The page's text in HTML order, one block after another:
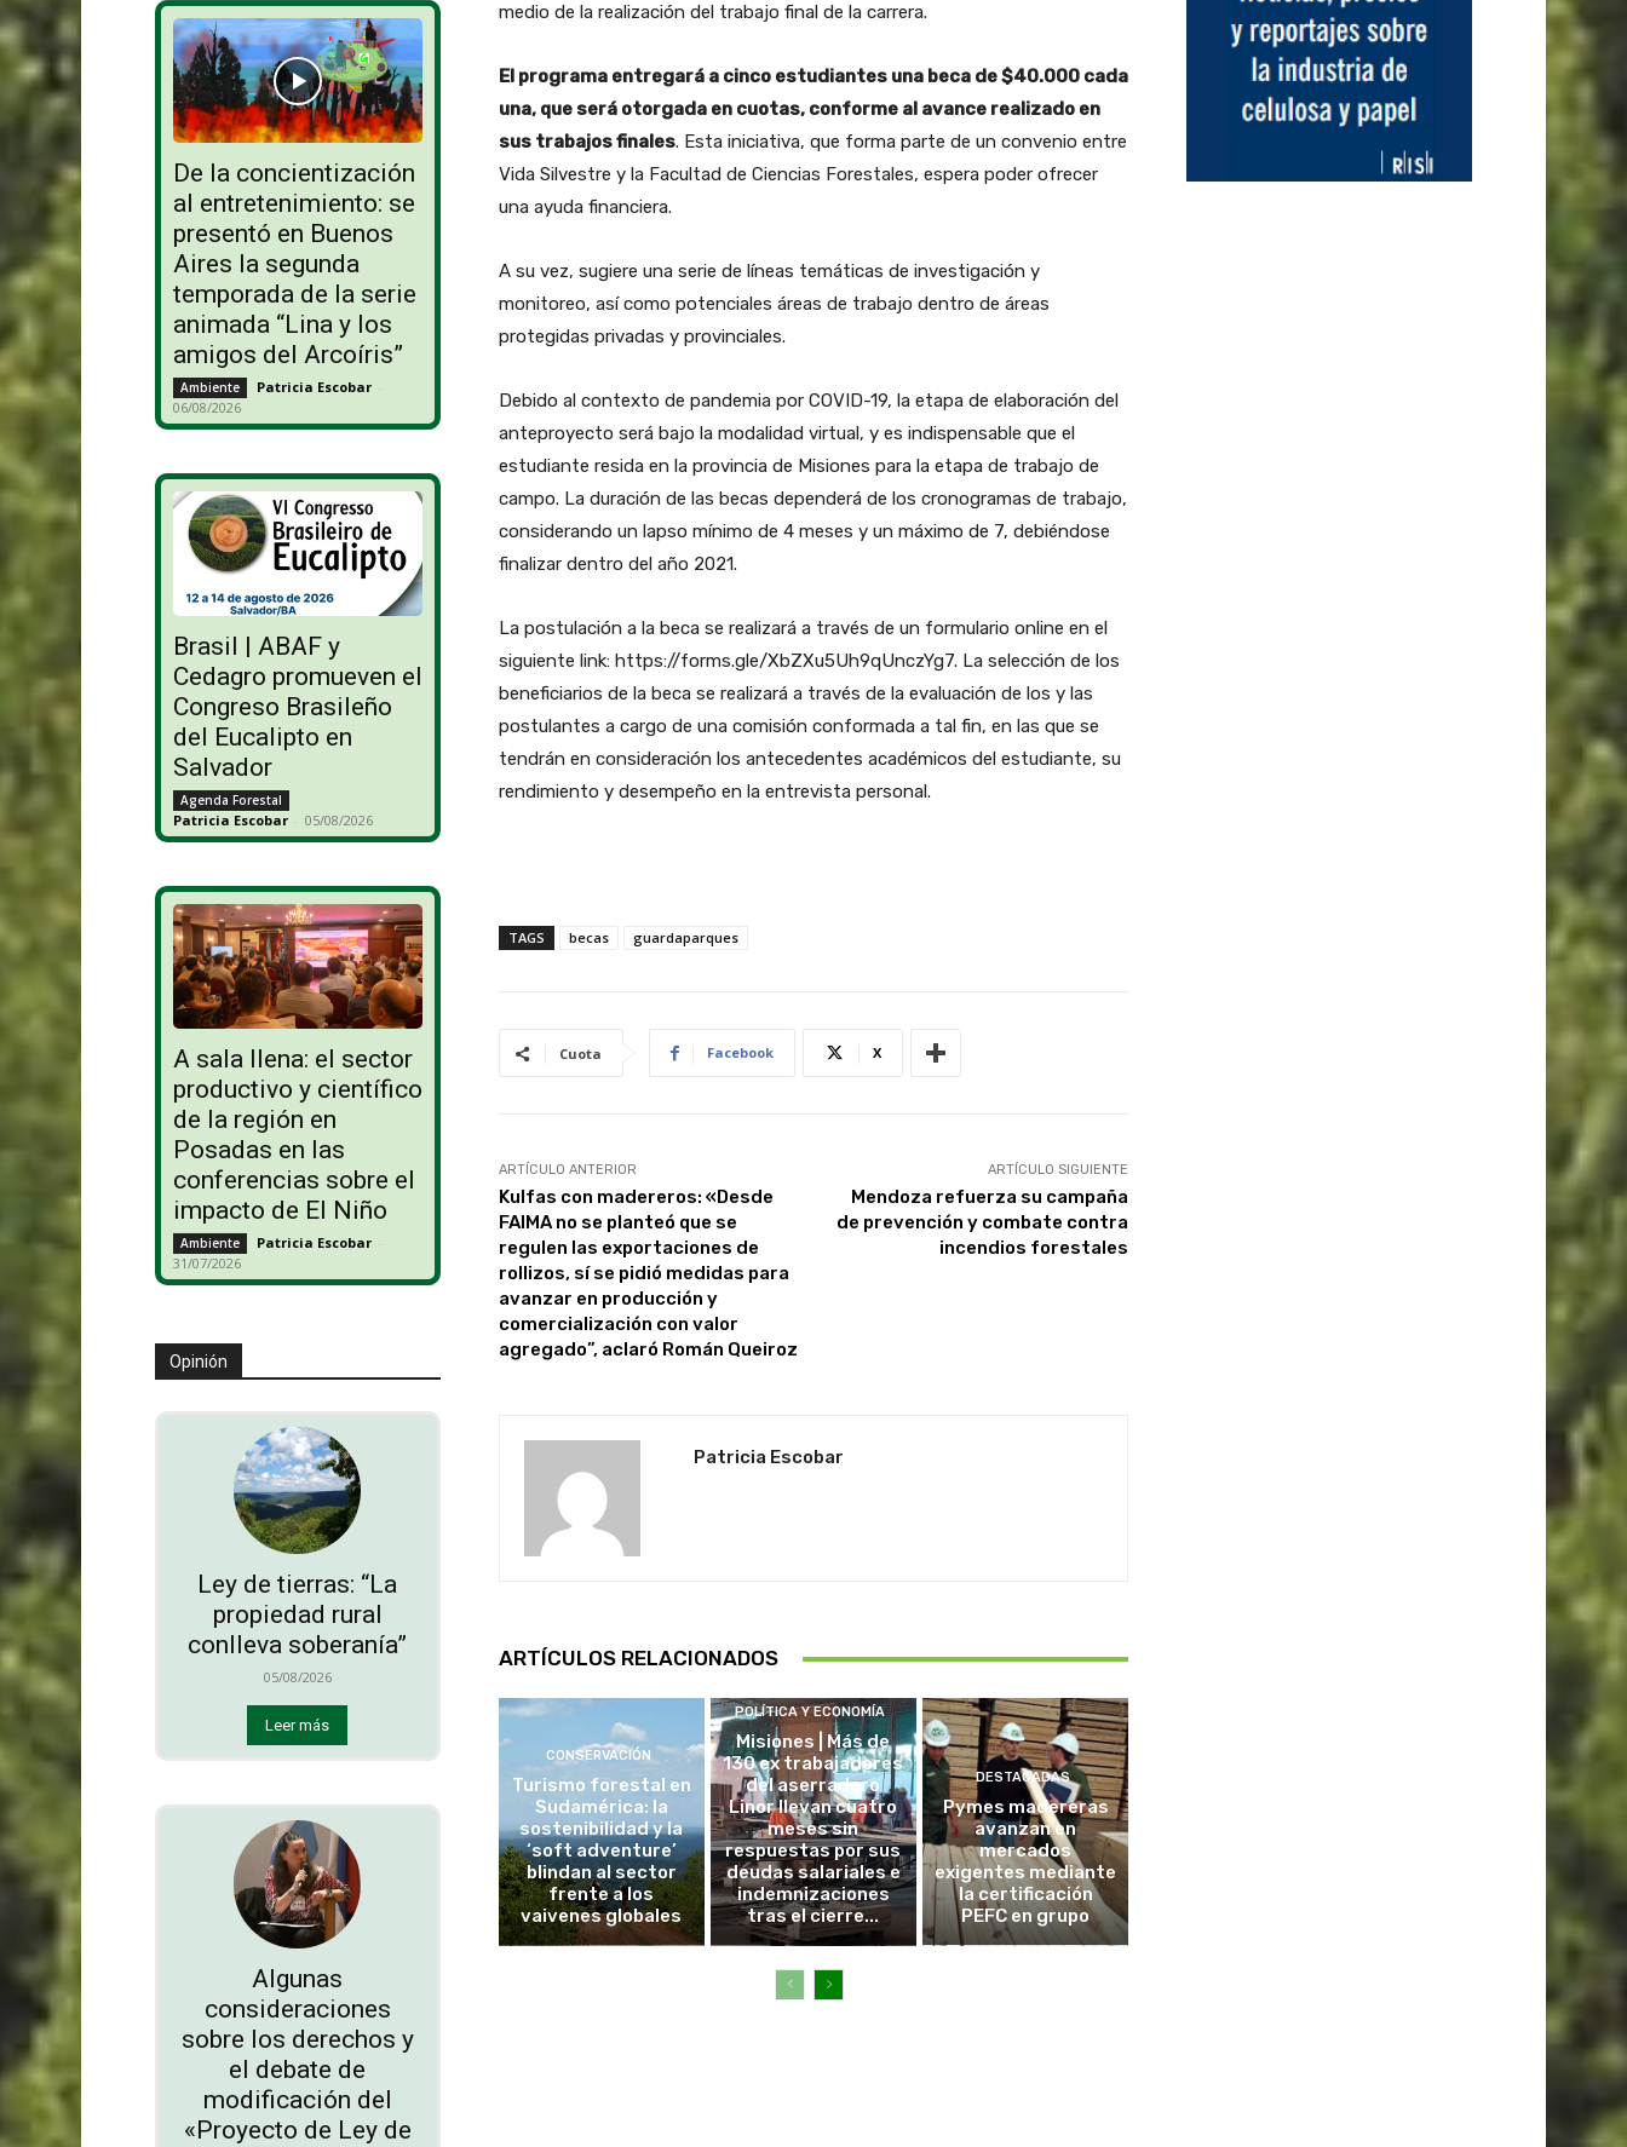
De la concientización
al entretenimiento: se
presentó en Buenos
Aires la segunda
temporada de la serie
animada “Lina y los
amigos del Arcoíris”
Ambiente Patricia Escobar -
06/08/2026
Brasil | ABAF y
Cedagro promueven el
Congreso Brasileño
del Eucalipto en
Salvador
Agenda Forestal
Patricia Escobar - 05/08/2026
A sala llena: el sector
productivo y científico
de la región en
Posadas en las
conferencias sobre el
impacto de El Niño
Ambiente Patricia Escobar -
31/07/2026
Opinión
Ley de tierras: “La
propiedad rural
conlleva soberanía”
05/08/2026
Leer más
Algunas
consideraciones
sobre los derechos y
el debate de
modificación del
«Proyecto de Ley de
medio de la realización del trabajo final de la carrera.
El programa entregará a cinco estudiantes una beca de $40.000 cada
una, que será otorgada en cuotas, conforme al avance realizado en
sus trabajos finales. Esta iniciativa, que forma parte de un convenio entre
Vida Silvestre y la Facultad de Ciencias Forestales, espera poder ofrecer
una ayuda financiera.
A su vez, sugiere una serie de líneas temáticas de investigación y
monitoreo, así como potenciales áreas de trabajo dentro de áreas
protegidas privadas y provinciales.
Debido al contexto de pandemia por COVID-19, la etapa de elaboración del
anteproyecto será bajo la modalidad virtual, y es indispensable que el
estudiante resida en la provincia de Misiones para la etapa de trabajo de
campo. La duración de las becas dependerá de los cronogramas de trabajo,
considerando un lapso mínimo de 4 meses y un máximo de 7, debiéndose
finalizar dentro del año 2021.
La postulación a la beca se realizará a través de un formulario online en el
siguiente link: https://forms.gle/XbZXu5Uh9qUnczYg7. La selección de los
beneficiarios de la beca se realizará a través de la evaluación de los y las
postulantes a cargo de una comisión conformada a tal fin, en las que se
tendrán en consideración los antecedentes académicos del estudiante, su
rendimiento y desempeño en la entrevista personal.
TAGS becas guardaparques
Cuota Facebook X
ARTÍCULO ANTERIOR
Kulfas con madereros: «Desde
FAIMA no se planteó que se
regulen las exportaciones de
rollizos, sí se pidió medidas para
avanzar en producción y
comercialización con valor
agregado”, aclaró Román Queiroz
ARTÍCULO SIGUIENTE
Mendoza refuerza su campaña
de prevención y combate contra
incendios forestales
Patricia Escobar
ARTÍCULOS RELACIONADOS
CONSERVACIÓN
Turismo forestal en
Sudamérica: la
sostenibilidad y la
‘soft adventure’
blindan al sector
frente a los
vaivenes globales
POLÍTICA Y ECONOMÍA
Misiones | Más de
130 ex trabajadores
del aserradero
Linor llevan cuatro
meses sin
respuestas por sus
deudas salariales e
indemnizaciones
tras el cierre...
DESTACADAS
Pymes madereras
avanzan en
mercados
exigentes mediante
la certificación
PEFC en grupo